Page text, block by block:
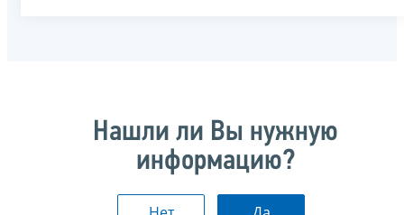
Нашли ли Вы нужную
информацию?